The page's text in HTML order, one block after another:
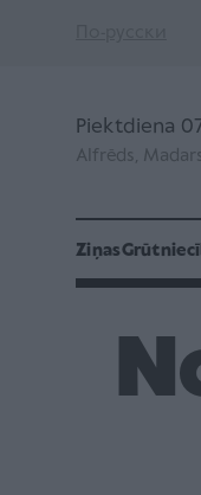
Piektdiena
Alfrēds,
Ziņas